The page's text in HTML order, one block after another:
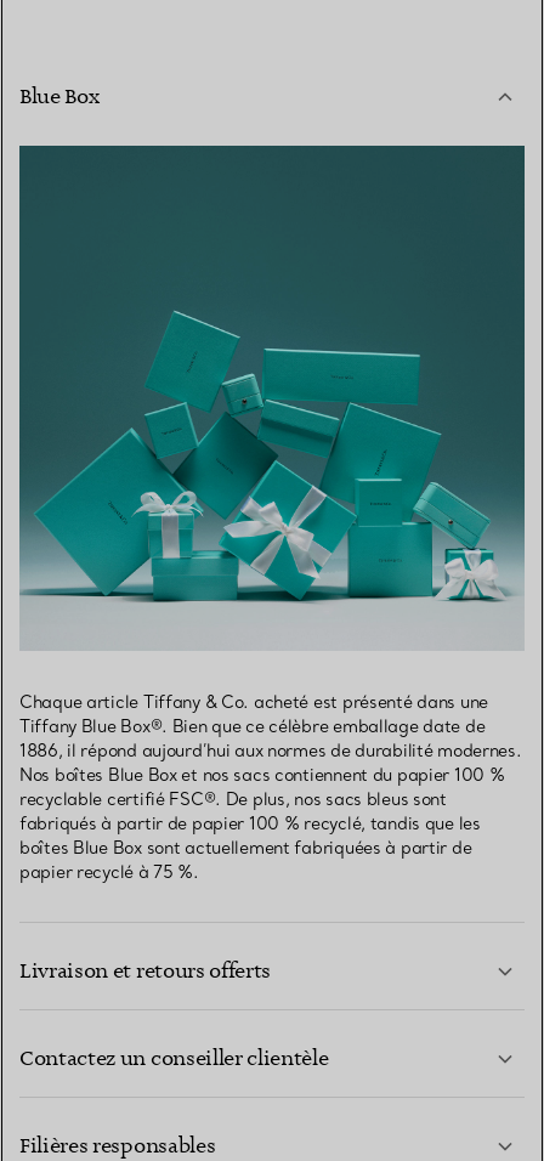
Blue Box
Chaque article Tiffany & Co. acheté est présenté dans une
Tiffany Blue Box®. Bien que ce célèbre emballage date de
1886, il répond aujourd’hui aux normes de durabilité modernes.
Nos boîtes Blue Box et nos sacs contiennent du papier 100 %
recyclable certifié FSC®. De plus, nos sacs bleus sont
fabriqués à partir de papier 100 % recyclé, tandis que les
boîtes Blue Box sont actuellement fabriquées à partir de
papier recyclé à 75 %.
Livraison et retours offerts
Contactez un conseiller clientèle
Filières responsables